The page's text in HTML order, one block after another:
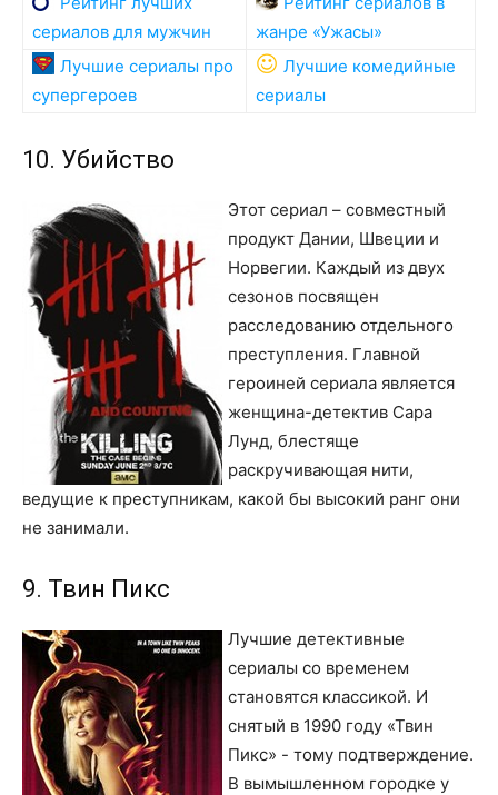
сериалов для мужчин
жанре «Ужасы»
Лучшие сериалы про
супергероев
Лучшие комедийные
сериалы
10. Убийство
Этот сериал – совместный
продукт Дании, Швеции и
Норвегии. Каждый из двух
сезонов посвящен
расследованию отдельного
преступления. Главной
героиней сериала является
женщина-детектив Сара
Лунд, блестяще
раскручивающая нити,
ведущие к преступникам, какой бы высокий ранг они
не занимали.
9. Твин Пикс
Лучшие детективные
сериалы со временем
становятся классикой. И
снятый в 1990 году «Твин
Пикс» - тому подтверждение.
В вымышленном городке у